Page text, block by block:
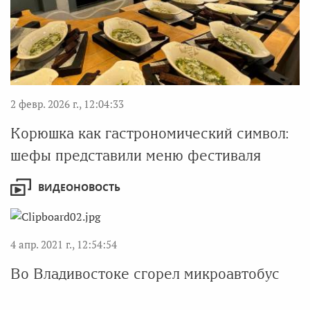
2 февр. 2026 г., 12:04:33
Корюшка как гастрономический символ:
шефы представили меню фестиваля
ВИДЕОНОВОСТЬ
4 апр. 2021 г., 12:54:54
Во Владивостоке сгорел микроавтобус